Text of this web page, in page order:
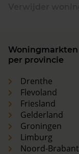
Woningmarkten
per provincie
Drenthe
Flevoland
Friesland
Gelderland
Groningen
Limburg
Noord-Brabant